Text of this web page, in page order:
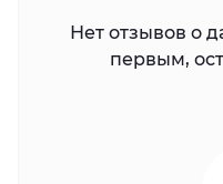
Нет отзывов о
первым,